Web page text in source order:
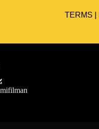
TERMS